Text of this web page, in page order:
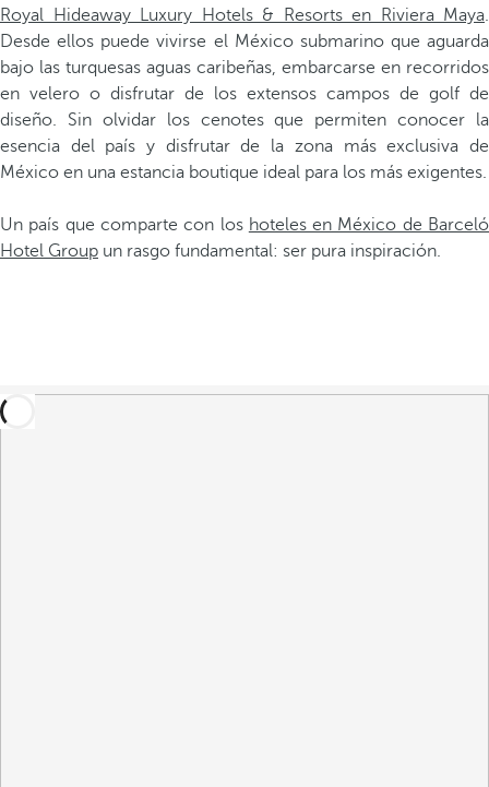
Royal Hideaway Luxury Hotels & Resorts en Riviera Maya.
Desde ellos puede vivirse el México submarino que aguarda
bajo las turquesas aguas caribeñas, embarcarse en recorridos
en velero o disfrutar de los extensos campos de golf de
diseño. Sin olvidar los cenotes que permiten conocer la
esencia del país y disfrutar de la zona más exclusiva de
México en una estancia boutique ideal para los más exigentes.
Un país que comparte con los hoteles en México de Barceló
Hotel Group un rasgo fundamental: ser pura inspiración.